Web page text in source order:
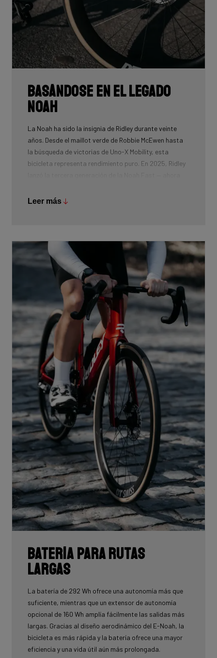
Basándose en el legado
Noah
La Noah ha sido la insignia de Ridley durante veinte
años. Desde el maillot verde de Robbie McEwen hasta
la búsqueda de victorias de Uno-X Mobility, esta
bicicleta representa rendimiento puro. En 2025, Ridley
sistema TQ HPR40.
Leer más
Batería para rutas
largas
La batería de 292 Wh ofrece una autonomía más que
suficiente, mientras que un extensor de autonomía
opcional de 160 Wh amplía fácilmente las salidas más
largas. Gracias al diseño aerodinámico del E-Noah, la
bicicleta es más rápida y la batería ofrece una mayor
eficiencia y una vida útil aún más prolongada.